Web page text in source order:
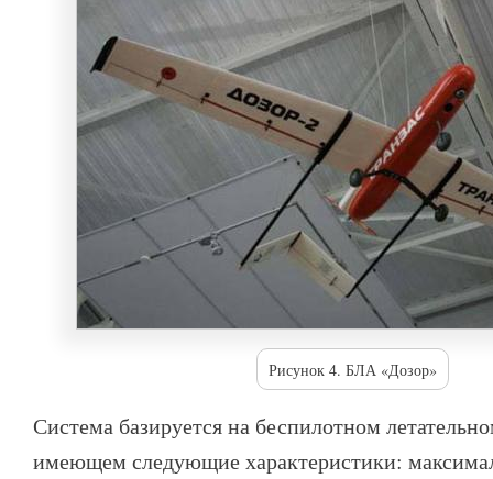
Рисунок 4. БЛА «Дозор»
Система базируется на беспилотном
имеющем следующие характеристики: